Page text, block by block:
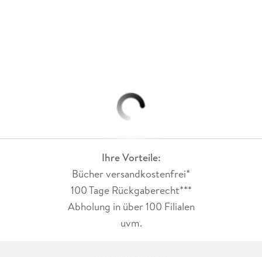
Ihre Vorteile:
Bücher versandkostenfrei*
100 Tage Rückgaberecht***
Abholung in über 100 Filialen
uvm.